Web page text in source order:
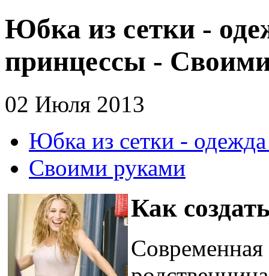
Юбка из сетки -
принцессы -
02 Июля 2013
Юбка из сетки -
Своими руками
Как